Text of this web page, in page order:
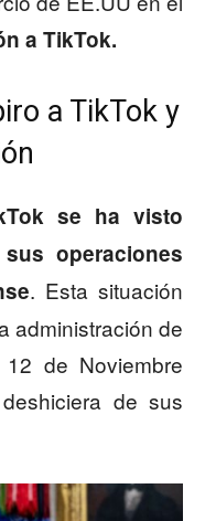
a TikTok.
a TikTok y
se ha visto
operaciones
. Esta situación
administración de
de Noviembre
de sus